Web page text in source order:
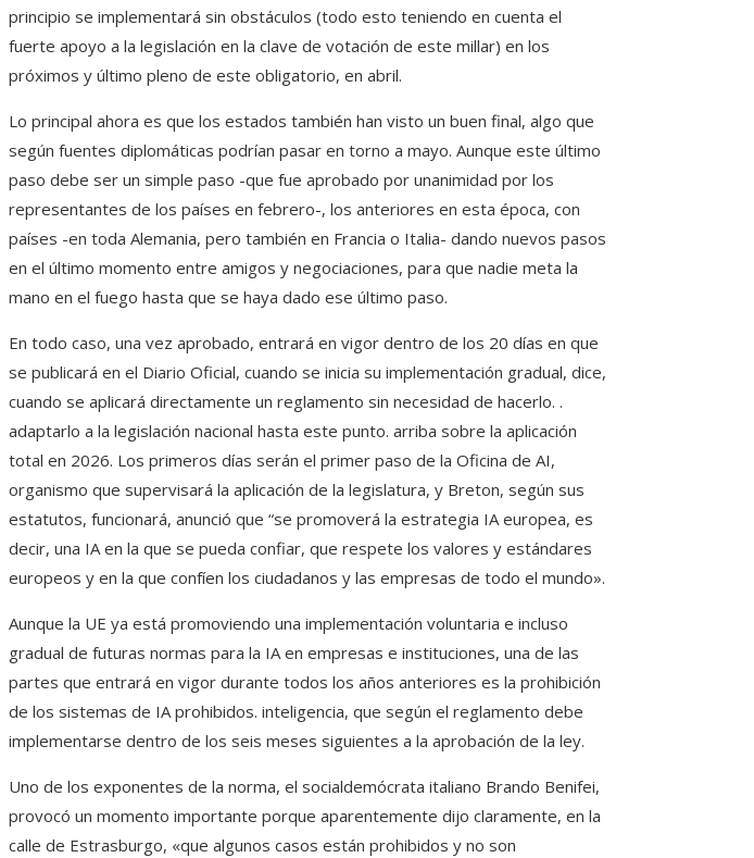
principio se implementará sin obstáculos (todo esto teniendo en cuenta el
fuerte apoyo a la legislación en la clave de votación de este millar) en los
próximos y último pleno de este obligatorio, en abril.
Lo principal ahora es que los estados también han visto un buen final, algo que
según fuentes diplomáticas podrían pasar en torno a mayo. Aunque este último
paso debe ser un simple paso -que fue aprobado por unanimidad por los
representantes de los países en febrero-, los anteriores en esta época, con
países -en toda Alemania, pero también en Francia o Italia- dando nuevos pasos
en el último momento entre amigos y negociaciones, para que nadie meta la
mano en el fuego hasta que se haya dado ese último paso.
En todo caso, una vez aprobado, entrará en vigor dentro de los 20 días en que
se publicará en el Diario Oficial, cuando se inicia su implementación gradual, dice,
cuando se aplicará directamente un reglamento sin necesidad de hacerlo. .
adaptarlo a la legislación nacional hasta este punto. arriba sobre la aplicación
total en 2026. Los primeros días serán el primer paso de la Oficina de AI,
organismo que supervisará la aplicación de la legislatura, y Breton, según sus
estatutos, funcionará, anunció que “se promoverá la estrategia IA europea, es
decir, una IA en la que se pueda confiar, que respete los valores y estándares
europeos y en la que confíen los ciudadanos y las empresas de todo el mundo».
Aunque la UE ya está promoviendo una implementación voluntaria e incluso
gradual de futuras normas para la IA en empresas e instituciones, una de las
partes que entrará en vigor durante todos los años anteriores es la prohibición
de los sistemas de IA prohibidos. inteligencia, que según el reglamento debe
implementarse dentro de los seis meses siguientes a la aprobación de la ley.
Uno de los exponentes de la norma, el socialdemócrata italiano Brando Benifei,
provocó un momento importante porque aparentemente dijo claramente, en la
calle de Estrasburgo, «que algunos casos están prohibidos y no son